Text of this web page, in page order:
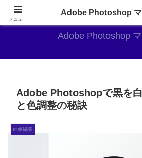
AdobePhotoshopがやっぱ
Adobe Photoshop
Adobe Photoshopで黒を
と色調整の秘訣
画像編集
メニュー
Adobe Photoshop